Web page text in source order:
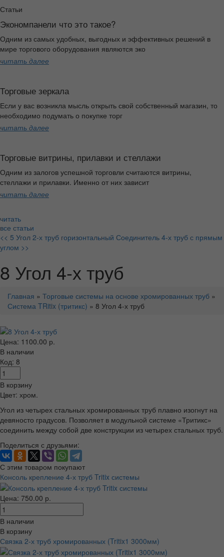
Статьи
Экономпанели что это такое?
Одним из самых удобных, выгодных и эффективных решений в
мире торгового оборудования являются эко
читать далее
Торговые зеркала
Если у вас возникла мысль открыть свой собственный магазин, то
необходимо подумать о покупке торг
читать далее
Торговые витрины, прилавки и стеллажи
Одним из залогов успешной торговли считаются витрины,
стеллажи и прилавки. Именно от них зависит
читать далее
читать
все статьи
<< 5 Угол 2-х труб горизонтальный Соединитель 4-х труб с прямым
углом >>
8 Угол 4-х труб
Главная » Торговые системы на основе хромированных труб »
Система TRitix (тритикс) » 8 Угол 4-х труб
Цена: 1100.00 р.
В наличии
Код: 8
В корзину
Цвет: хром.
Угол из четырех стальных хромированных труб плавно изогнут на
девяносто градусов. Позволяет в модульной системе «Тритикс»
соединить между собой две конструкции из четырех стальных труб.
Поделиться с друзьями:
С этим товаром покупают
Консоль крепление 4-х труб Tritix системы
Цена: 750.00 р.
В наличии
В корзину
Связка 2-х труб хромированных (Tritix1 3000мм)